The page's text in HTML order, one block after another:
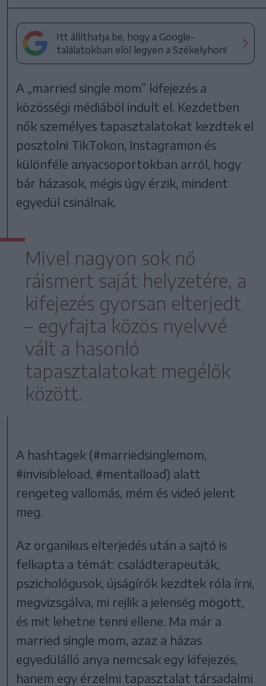
Itt állíthatja be, hogy a Google-
találatokban elöl legyen a Székelyhon!
A „married single mom” kifejezés a
közösségi médiából indult el. Kezdetben
nők személyes tapasztalatokat kezdtek el
posztolni TikTokon, Instagramon és
különféle anyacsoportokban arról, hogy
bár házasok, mégis úgy érzik, mindent
egyedül csinálnak.
Mivel nagyon sok nő
ráismert saját helyzetére, a
kifejezés gyorsan elterjedt
– egyfajta közös nyelvvé
vált a hasonló
tapasztalatokat megélők
között.
A hashtagek (#marriedsinglemom,
#invisibleload, #mentalload) alatt
rengeteg vallomás, mém és videó jelent
meg.
Az organikus elterjedés után a sajtó is
felkapta a témát: családterapeuták,
pszichológusok, újságírók kezdtek róla írni,
megvizsgálva, mi rejlik a jelenség mögött,
és mit lehetne tenni ellene. Ma már a
married single mom, azaz a házas
egyedülálló anya nemcsak egy kifejezés,
hanem egy érzelmi tapasztalat társadalmi